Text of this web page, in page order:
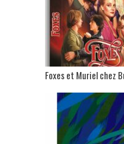
Foxes et Muriel chez